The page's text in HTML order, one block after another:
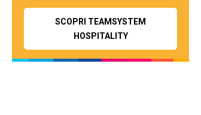
SCOPRI TEAMSYSTEM
HOSPITALITY